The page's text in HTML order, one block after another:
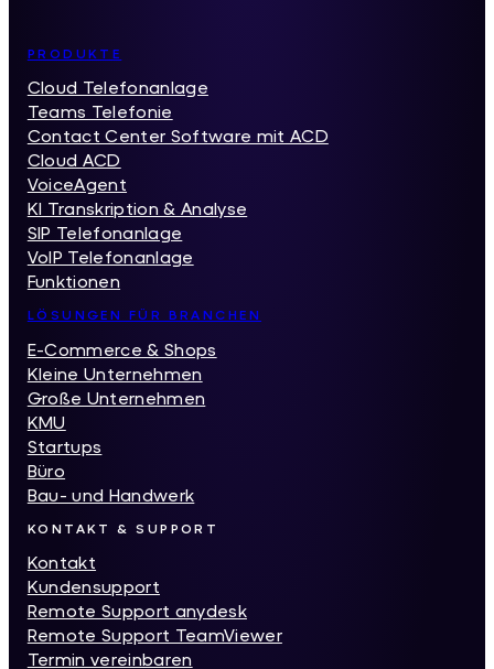
Inhaltsverzeichnis
PRODUKTE
Cloud Telefonanlage
Teams Telefonie
Contact Center Software mit ACD
Cloud ACD
VoiceAgent
KI Transkription & Analyse
SIP Telefonanlage
VoIP Telefonanlage
Funktionen
LÖSUNGEN FÜR BRANCHEN
E-Commerce & Shops
Kleine Unternehmen
Große Unternehmen
KMU
Startups
Büro
Bau- und Handwerk
KONTAKT & SUPPORT
Kontakt
Kundensupport
Remote Support anydesk
Remote Support TeamViewer
Termin vereinbaren